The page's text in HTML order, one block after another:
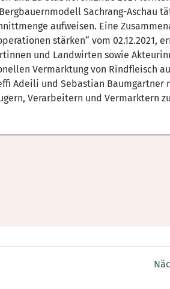
Sachrang-Aschau
aufweisen. Eine
stärken“ vom 02.12.2021,
und Landwirten sowie
Vermarktung von Rindfleisch
Adeili und Sebastian Baumgartner
Verarbeitern und Vermarktern